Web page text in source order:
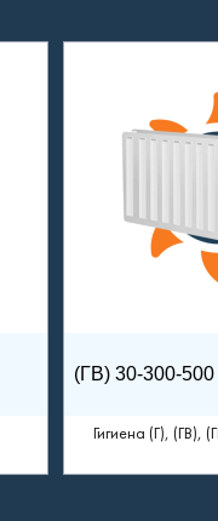
(ГВ) 30-300-500
Гигиена (Г), (ГВ),